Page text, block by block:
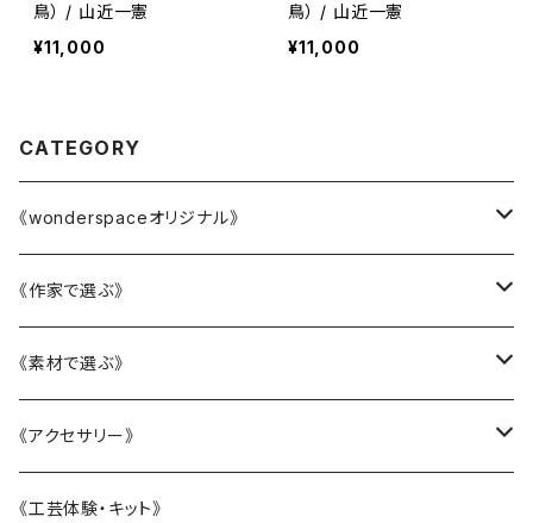
鳥） / 山近一憲
¥11,000
鳥） / 山近一憲
¥11,000
CATEGORY
《wonderspaceオリジナル》
かニャんざわ豆皿
LittleFlower
水引アクセサリー
KANAZAWAシリーズ
《作家で選ぶ》
大西雄三郎
織田恵美
河村澄香
《素材で選ぶ》
陶磁器
ガラス
《アクセサリー》
リング
《工芸体験・キット》